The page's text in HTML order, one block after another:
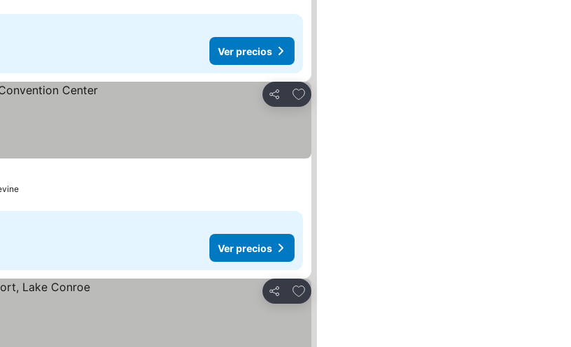
Ver precios
Compartir
Agregar a favoritos
Ver precios
Compartir
Agregar a favoritos